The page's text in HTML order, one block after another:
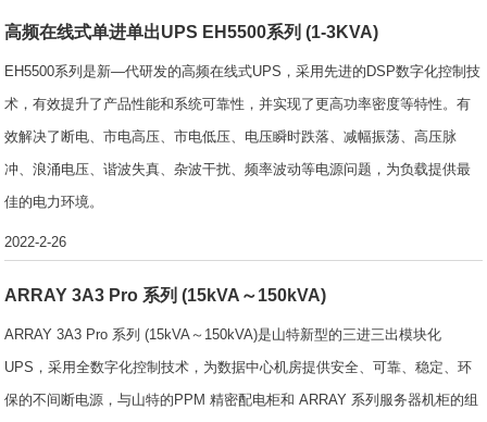
高频在线式单进单出UPS EH5500系列 (1-3KVA)
EH5500系列是新—代研发的高频在线式UPS，采用先进的DSP数字化控制技
术，有效提升了产品性能和系统可靠性，并实现了更高功率密度等特性。有
效解决了断电、市电高压、市电低压、电压瞬时跌落、减幅振荡、高压脉
冲、浪涌电压、谐波失真、杂波干扰、频率波动等电源问题，为负载提供最
佳的电力环境。
2022-2-26
ARRAY 3A3 Pro 系列 (15kVA～150kVA)
ARRAY 3A3 Pro 系列 (15kVA～150kVA)是山特新型的三进三出模块化
UPS，采用全数字化控制技术，为数据中心机房提供安全、可靠、稳定、环
保的不间断电源，与山特的PPM 精密配电柜和 ARRAY 系列服务器机柜的组